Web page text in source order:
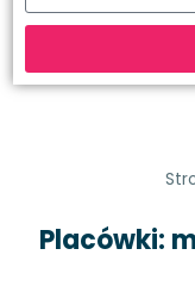
Placówki: